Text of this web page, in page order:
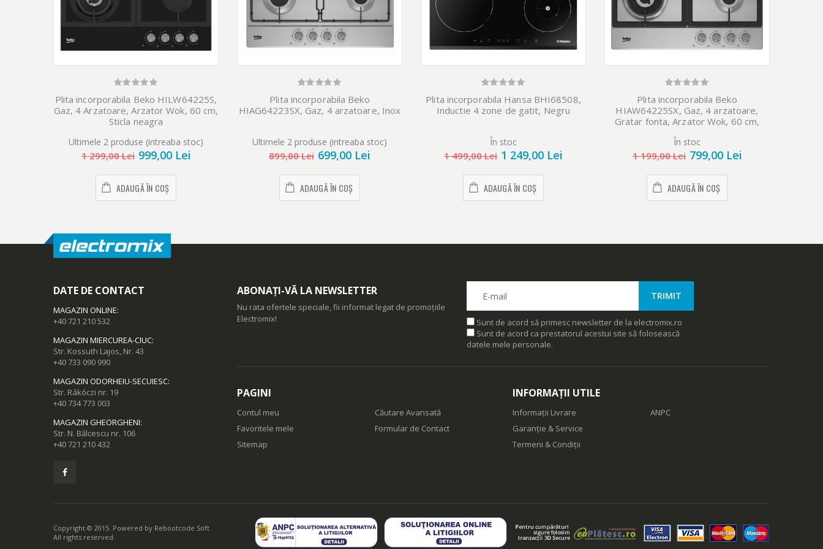
Plita incorporabila Beko HILW64225S,
Gaz, 4 Arzatoare, Arzator Wok, 60 cm,
Sticla neagra
Ultimele 2 produse (intreaba stoc)
1 299,00 Lei 999,00 Lei
ADAUGĂ ÎN COȘ
Plita incorporabila Beko
HIAG64223SX, Gaz, 4 arzatoare, Inox
Ultimele 2 produse (intreaba stoc)
899,00 Lei 699,00 Lei
ADAUGĂ ÎN COȘ
Plita incorporabila Hansa BHI68508,
Inductie 4 zone de gatit, Negru
În stoc
1 499,00 Lei 1 249,00 Lei
ADAUGĂ ÎN COȘ
Plita incorporabila Beko
HIAW64225SX, Gaz, 4 arzatoare,
Gratar fonta, Arzator Wok, 60 cm,
În stoc
1 199,00 Lei 799,00 Lei
ADAUGĂ ÎN COȘ
DATE DE CONTACT
MAGAZIN ONLINE:
+40 721 210 532
MAGAZIN MIERCUREA-CIUC:
Str. Kossuth Lajos, Nr. 43
+40 733 090 990
MAGAZIN ODORHEIU-SECUIESC:
Str. Rákóczi nr. 19
+40 734 773 003
MAGAZIN GHEORGHENI:
Str. N. Bălcescu nr. 106
+40 721 210 432
ABONAȚI-VĂ LA NEWSLETTER
Nu rata ofertele speciale, fii informat legat de promoțiile
Electromix!
Sunt de acord să primesc newsletter de la electromix.ro
Sunt de acord ca prestatorul acestui site să folosească
datele mele personale.
PAGINI
Contul meu
Favoritele mele
Sitemap
Căutare Avansată
Formular de Contact
INFORMAȚII UTILE
Informații Livrare
Garanție & Service
Termeni & Condiții
ANPC
Copyright © 2015. Powered by Rebootcode Soft
All rights reserved.